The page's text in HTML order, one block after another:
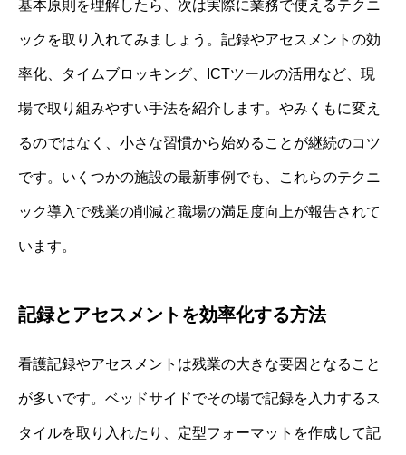
基本原則を理解したら、次は実際に業務で使えるテクニ
ックを取り入れてみましょう。記録やアセスメントの効
率化、タイムブロッキング、ICTツールの活用など、現
場で取り組みやすい手法を紹介します。やみくもに変え
るのではなく、小さな習慣から始めることが継続のコツ
です。いくつかの施設の最新事例でも、これらのテクニ
ック導入で残業の削減と職場の満足度向上が報告されて
います。
記録とアセスメントを効率化する方法
看護記録やアセスメントは残業の大きな要因となること
が多いです。ベッドサイドでその場で記録を入力するス
タイルを取り入れたり、定型フォーマットを作成して記